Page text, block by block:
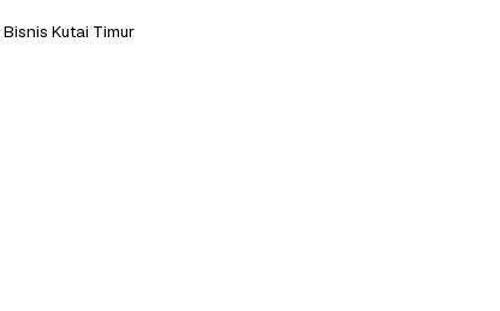
Kutai Timur